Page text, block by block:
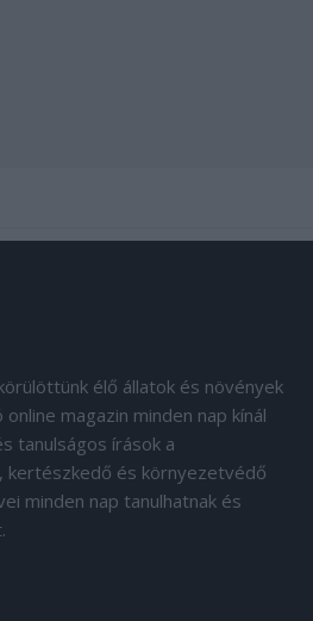
élő állatok és növények
magazin minden nap kínál
tanulságos írások a
és környezetvédő
minden nap tanulhatnak és